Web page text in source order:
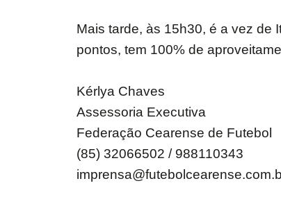
Mais tarde, às 15h30, é a vez de
pontos, tem 100% de
Kérlya Chaves
Assessoria Executiva
Federação Cearense de Futebol
(85) 32066502 / 988110343